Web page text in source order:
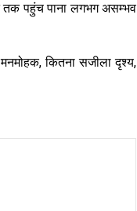
तक पहुंच पाना लगभग असम्भव
कितना सजीला दृश्य,